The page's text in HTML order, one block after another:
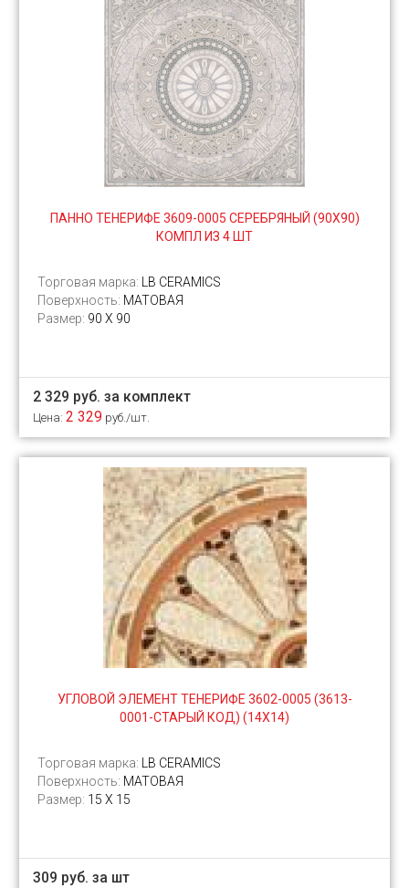
ПАННО ТЕНЕРИФЕ 3609-0005 СЕРЕБРЯНЫЙ (90Х90)
КОМПЛ ИЗ 4 ШТ
Торговая марка:
LB CERAMICS
Поверхность: МАТОВАЯ
Размер: 90 Х 90
2 329 руб. за комплект
Цена: 2 329 руб./шт.
УГЛОВОЙ ЭЛЕМЕНТ ТЕНЕРИФЕ 3602-0005 (3613-
0001-СТАРЫЙ КОД) (14Х14)
Торговая марка:
LB CERAMICS
Поверхность: МАТОВАЯ
Размер: 15 Х 15
309 руб. за шт